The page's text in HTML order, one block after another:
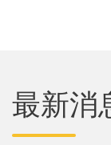
最新消